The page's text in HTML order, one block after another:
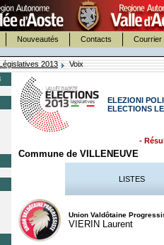
Nouveautés Contacts Courrier
Législatives 2013
Voix
ELEZIONI
ELECTIONS
-
Commune de VILLENEUVE
LISTES
Union Valdôtaine
VIERIN Laurent